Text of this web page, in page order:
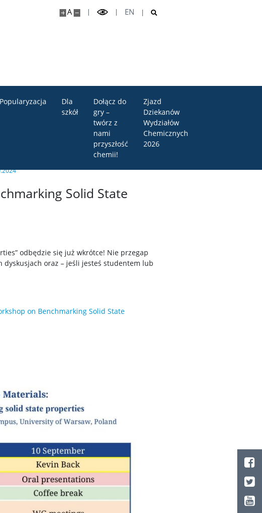
A EN
Popularyzacja
Dla
szkół
Dołącz do
gry –
twórz z
nami
przyszłość
chemii!
Zjazd
Dziekanów
Wydziałów
Chemicznych
2026
Solid State
odbędzie się już wkrótce! Nie przegap
dyskusjach oraz – jeśli jesteś studentem lub
on Benchmarking Solid State